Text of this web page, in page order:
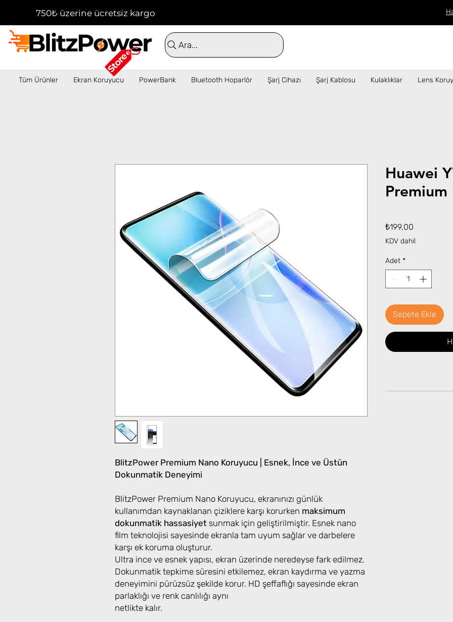
750₺ üzerine ücretsiz kargo!  ✦  16:00'a kadar verilen siparişler aynı gün kargo!  ✦
Ara...
Tüm Ürünler Ekran Koruyucu PowerBank Bluetooth Hoparlör Şarj Cihazı Şarj Kablosu Kulaklıklar Lens
BlitzPower Premium Nano Koruyucu | Esnek, İnce ve Üstün
Dokunmatik Deneyimi
BlitzPower Premium Nano Koruyucu, ekranınızı günlük
kullanımdan kaynaklanan çiziklere karşı korurken maksimum
dokunmatik hassasiyet sunmak için geliştirilmiştir. Esnek nano
film teknolojisi sayesinde ekranla tam uyum sağlar ve darbelere
karşı ek koruma oluşturur.
Ultra ince ve esnek yapısı, ekran üzerinde neredeyse fark edilmez.
Dokunmatik tepkime süresini etkilemez, ekran kaydırma ve yazma
deneyimini pürüzsüz şekilde korur. HD şeffaflığı sayesinde ekran
parlaklığı ve renk canlılığı aynı
netlikte kalır.
Huawei
₺199,00
KDV dahil
Adet *
Sepete Ekle